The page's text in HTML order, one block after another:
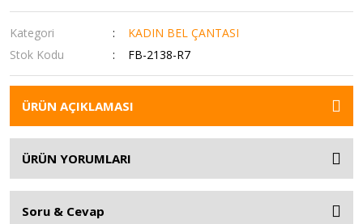
Kategori
KADIN BEL ÇANTASI
Stok Kodu
FB-2138-R7
ÜRÜN AÇIKLAMASI
ÜRÜN YORUMLARI
Soru & Cevap